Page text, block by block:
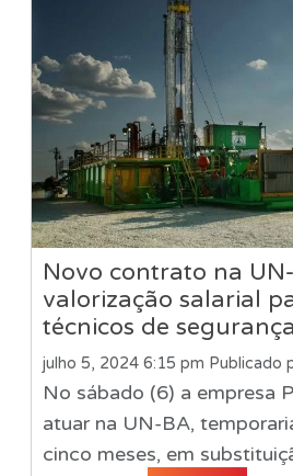
Novo contrato na
valorização salarial
técnicos de segurança
julho 5, 2024 6:15 pm Publicado
No sábado (6) a empresa
atuar na UN-BA,
cinco meses, em